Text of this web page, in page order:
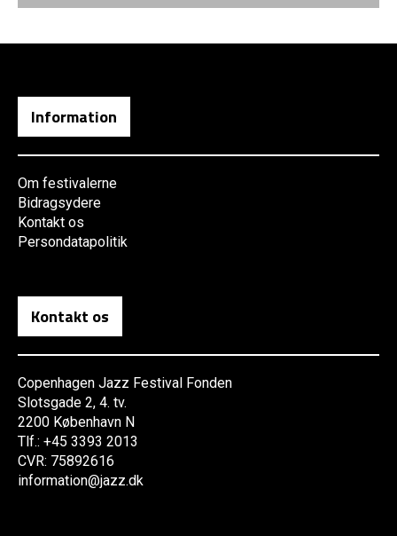
Information
Om festivalerne
Bidragsydere
Kontakt os
Persondatapolitik
Kontakt os
Copenhagen Jazz Festival Fonden
Slotsgade 2, 4. tv.
2200 København N
Tlf.: +45 3393 2013
CVR: 75892616
information@jazz.dk